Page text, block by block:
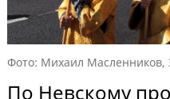
Фото: Михаил Масленников,
По Невскому